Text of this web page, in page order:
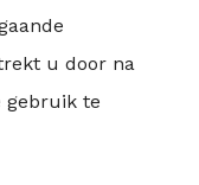
u door na
gebruik te